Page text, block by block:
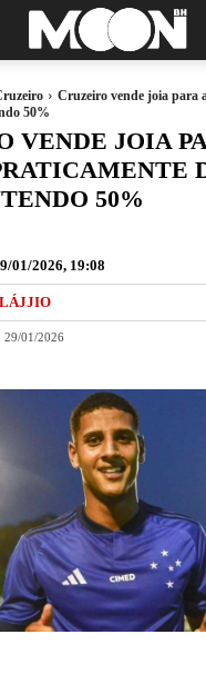
Cruzeiro vende joia para
50%
VENDE JOIA
50%
01/2026, 19:08
29/01/2026